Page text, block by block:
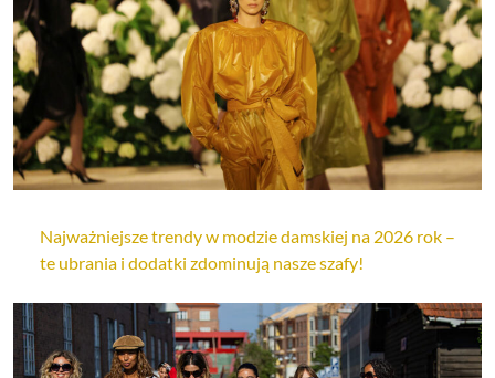
Najważniejsze trendy w modzie damskiej na 2026 rok –
te ubrania i dodatki zdominują nasze szafy!